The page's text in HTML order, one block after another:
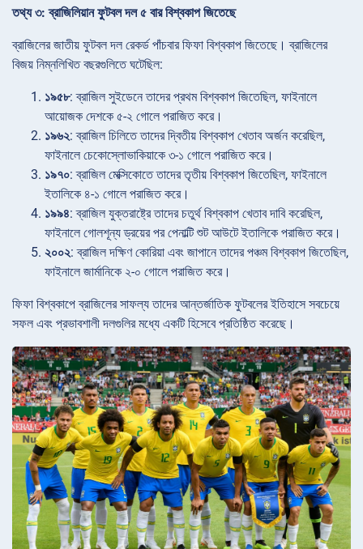
তথ্য ৩: ব্রাজিলিয়ান ফুটবল দল ৫ বার বিশ্বকাপ জিতেছে
ব্রাজিলের জাতীয় ফুটবল দল রেকর্ড পাঁচবার ফিফা বিশ্বকাপ জিতেছে। ব্রাজিলের
বিজয় নিম্নলিখিত বছরগুলিতে ঘটেছিল:
১৯৫৮: ব্রাজিল সুইডেনে তাদের প্রথম বিশ্বকাপ জিতেছিল, ফাইনালে
আয়োজক দেশকে ৫-২ গোলে পরাজিত করে।
১৯৬২: ব্রাজিল চিলিতে তাদের দ্বিতীয় বিশ্বকাপ খেতাব অর্জন করেছিল,
ফাইনালে চেকোস্লোভাকিয়াকে ৩-১ গোলে পরাজিত করে।
১৯৭০: ব্রাজিল মেক্সিকোতে তাদের তৃতীয় বিশ্বকাপ জিতেছিল, ফাইনালে
ইতালিকে ৪-১ গোলে পরাজিত করে।
১৯৯৪: ব্রাজিল যুক্তরাষ্ট্রে তাদের চতুর্থ বিশ্বকাপ খেতাব দাবি করেছিল,
ফাইনালে গোলশূন্য ড্রয়ের পর পেনাল্টি শুট আউটে ইতালিকে পরাজিত করে।
২০০২: ব্রাজিল দক্ষিণ কোরিয়া এবং জাপানে তাদের পঞ্চম বিশ্বকাপ জিতেছিল,
ফাইনালে জার্মানিকে ২-০ গোলে পরাজিত করে।
ফিফা বিশ্বকাপে ব্রাজিলের সাফল্য তাদের আন্তর্জাতিক ফুটবলের ইতিহাসে সবচেয়ে
সফল এবং প্রভাবশালী দলগুলির মধ্যে একটি হিসেবে প্রতিষ্ঠিত করেছে।